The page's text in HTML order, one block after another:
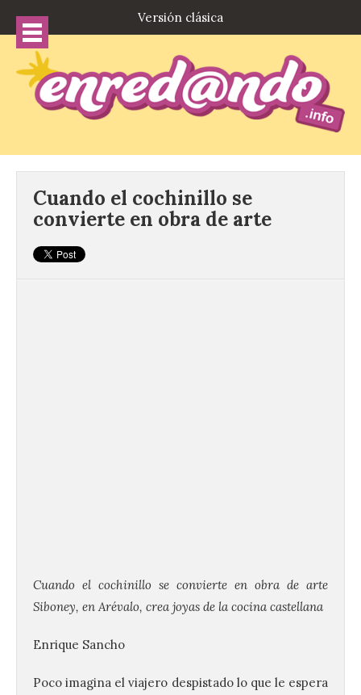
Versión clásica
Cuando el cochinillo se
convierte en obra de arte
Cuando el cochinillo se convierte en obra de arte
Siboney, en Arévalo, crea joyas de la cocina castellana
Enrique Sancho
Poco imagina el viajero despistado lo que le espera